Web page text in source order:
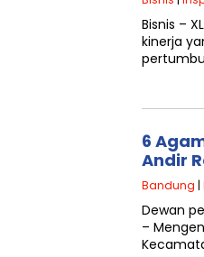
Bisnis –
kinerja
6
Andir
Bandung |
Dewan
–